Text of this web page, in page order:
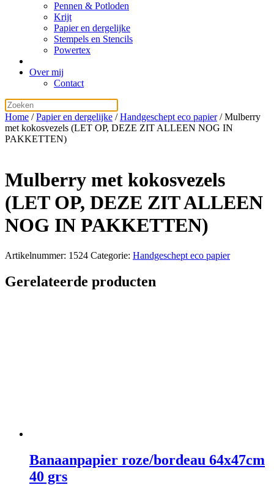
Pennen & Potloden
Krijt
Papier en dergelijke
Stempels en Stencils
Powertex
Over mij
Contact
Home /Papier en dergelijke /Handgeschept eco papier/ Mulberry
met kokosvezels (LET OP, DEZE ZIT ALLEEN NOG IN
PAKKETTEN)
Mulberry met kokosvezels
(LET OP, DEZE ZIT ALLEEN
NOG IN PAKKETTEN)
Artikelnummer: 1524 Categorie: Handgeschept eco papier
Gerelateerde producten
Banaanpapier roze/bordeau 64x47cm
40 grs